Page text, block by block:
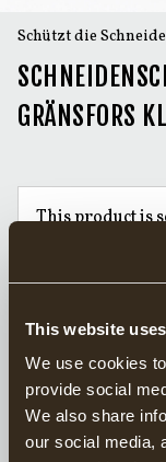
This website
We use cookies
provide social
We also share
our social media,
Schützt die Schneide
GRÄNSFORS
This product is
Handgeschmiedete
Verantwortungsvoll
20 Jahre Garantie
Schneidenschutz